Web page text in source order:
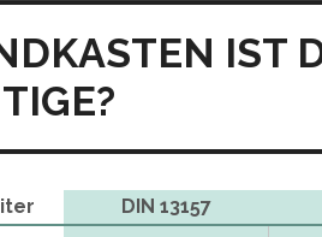
IST
DIN 13157